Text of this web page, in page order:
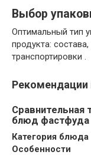
Выбор
Оптимальный тип
продукта:
транспортировки .
Сравнительная
блюд фастфуда
Категория
Особенности